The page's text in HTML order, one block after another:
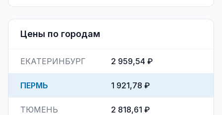
Цены по городам
ЕКАТЕРИНБУРГ 2 959,54 ₽
ПЕРМЬ 1 921,78 ₽
ТЮМЕНЬ 2 818,61 ₽